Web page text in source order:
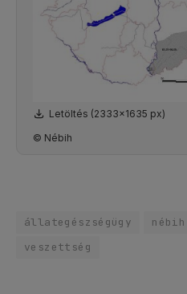
Letöltés (2333x1635 px)
© Nébih
állategészségügy nébih
veszettség